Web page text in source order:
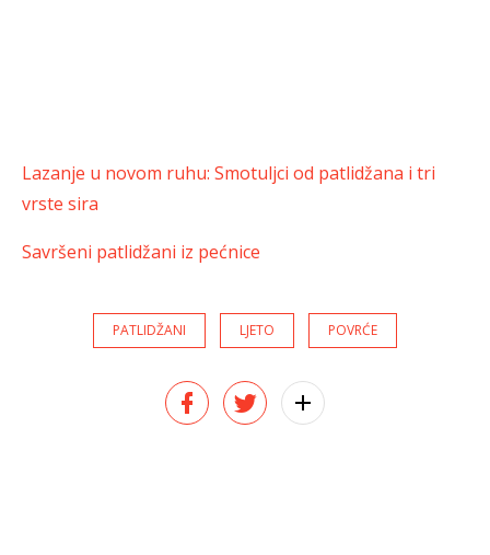
Lazanje u novom ruhu: Smotuljci od patlidžana i tri
vrste sira
Savršeni patlidžani iz pećnice
PATLIDŽANI LJETO POVRĆE